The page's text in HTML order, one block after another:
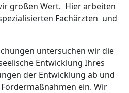
großen Wert. Hier arbeiten
Fachärzten und
untersuchen wir die
Entwicklung Ihres
der Entwicklung ab und
ein. Wir